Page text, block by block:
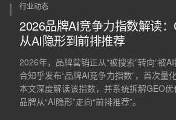
行业动态
2026品牌AI竞争力指数解读
从AI隐形到前排推荐
2026年，品牌营销正从“被搜索”转向“被
合知乎发布“品牌AI竞争力指数”，首次量
本文深度解读该指数，并系统拆解GEO
品牌从“AI隐形”走向“前排推荐”。